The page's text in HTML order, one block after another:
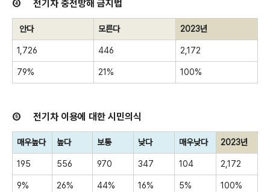
④ 전기차 충전방해 금지법
안다 모른다 2023년
1,726 446 2,172
79% 21% 100%
⑤ 전기차 이용에 대한 시민의식
매우높다 높다 보통 낮다 매우낮다 2023년
195 556 970 347 104 2,172
9% 26% 44% 16% 5% 100%